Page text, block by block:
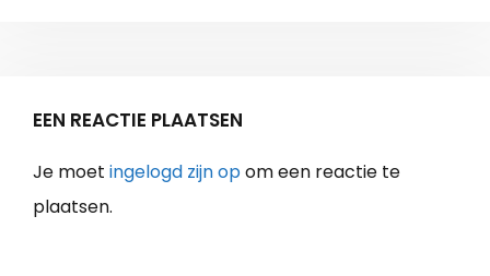
EEN REACTIE PLAATSEN
Je moet ingelogd zijn opom een reactie te
plaatsen.